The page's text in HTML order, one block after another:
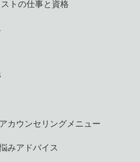
トの仕事と資格
カウンセリングメニュー
みアドバイス